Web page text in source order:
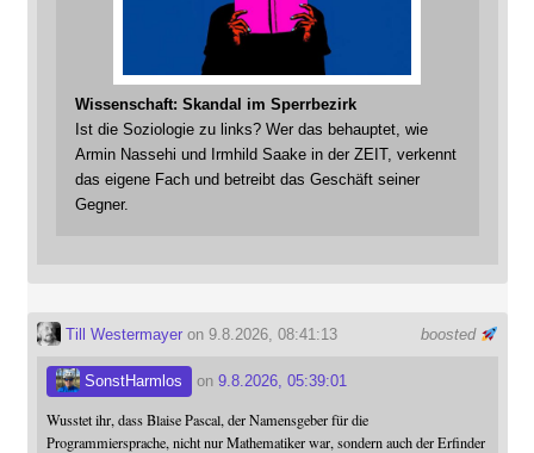
Wissenschaft: Skandal im Sperrbezirk
Ist die Soziologie zu links? Wer das behauptet, wie
Armin Nassehi und Irmhild Saake in der ZEIT, verkennt
das eigene Fach und betreibt das Geschäft seiner
Gegner.
boosted
Till Westermayeron 9.8.2026, 08:41:13
SonstHarmlos on 9.8.2026, 05:39:01
Wusstet ihr, dass Blaise Pascal, der Namensgeber für die
Programmiersprache, nicht nur Mathematiker war, sondern auch der Erfinder